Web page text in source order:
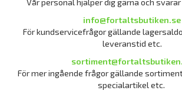
Vår personal hjälper dig gärna och
info@fortaltsbutiken.se
För kundservicefrågor gällande
leveranstid etc.
För mer ingående frågor gällande
specialartikel etc.